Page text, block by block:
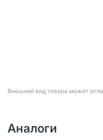
Bнешний вид товара может
Аналоги